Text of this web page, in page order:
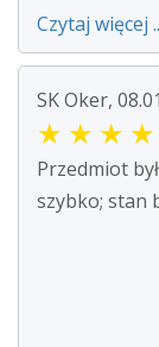
Czytaj więcej
SK Oker,
★ ★ ★ ★
Przedmiot
szybko; stan